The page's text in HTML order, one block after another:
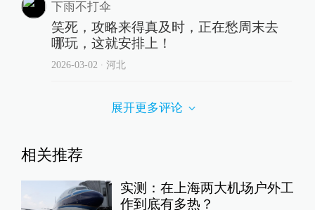
下雨不打伞
笑死，攻略来得真及时，正在愁周末去
哪玩，这就安排上！
2026-03-02 ∙ 河北
展开更多评论
相关推荐
实测：在上海两大机场户外工
作到底有多热？